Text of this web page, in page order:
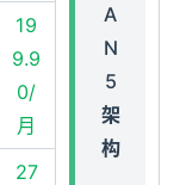
A
N
5
架
构
19
9.9
0/
月
27